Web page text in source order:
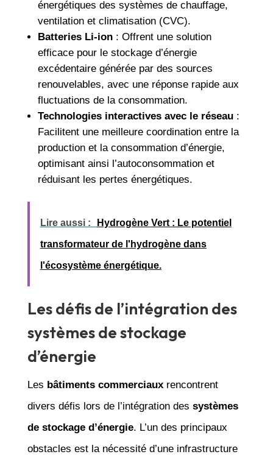
énergétiques des systèmes de chauffage,
ventilation et climatisation (CVC).
Batteries Li-ion: Offrent une solution
efficace pour le stockage d’énergie
excédentaire générée par des sources
renouvelables, avec une réponse rapide aux
fluctuations de la consommation.
Technologies interactives avec le réseau:
Facilitent une meilleure coordination entre la
production et la consommation d’énergie,
optimisant ainsi l’autoconsommation et
réduisant les pertes énergétiques.
Lire aussi : Hydrogène Vert : Le potentiel
transformateur de l'hydrogène dans
l'écosystème énergétique.
Les défis de l’intégration des
systèmes de stockage
d’énergie
Les bâtiments commerciauxrencontrent
divers défis lors de l’intégration des systèmes
de stockage d’énergie. L’un des principaux
obstacles est la nécessité d’une infrastructure